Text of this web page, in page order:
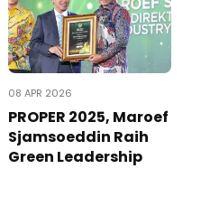
08 APR 2026
PROPER 2025, Maroef
Sjamsoeddin Raih
Green Leadership